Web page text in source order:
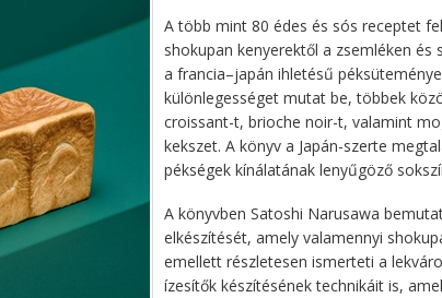
A több mint 80 édes és sós receptet
shokupan kenyerektől a zsemléken és
a francia–japán ihletésű
különlegességet mutat be, többek
croissant-t, brioche noir-t, valamint
kekszet. A könyv a Japán-szerte
pékségek kínálatának lenyűgöző
A könyvben Satoshi Narusawa
elkészítését, amely valamennyi
emellett részletesen ismerteti a
ízesítők készítésének technikáit is,